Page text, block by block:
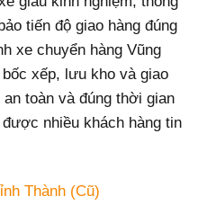
tiến độ giao hàng đúng
xe chuyển hàng Vũng
xếp, lưu kho và giao
toàn và đúng thời gian
nhiều khách hàng tin
Thành (Cũ)